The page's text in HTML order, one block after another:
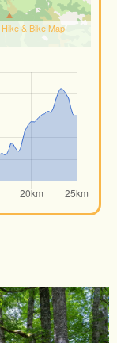
Hike & Bike Map